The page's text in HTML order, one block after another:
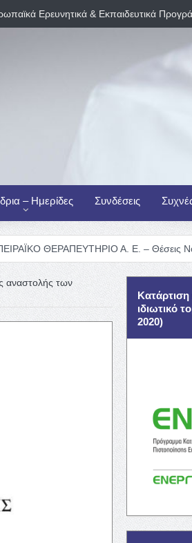
Ερευνητικά & Εκπαιδευτικά
– Ημερίδες Συνδέσεις
Α. Ε. – Θέσεις Νοσηλευτικού
αναστολής των
ιδιωτικό
2020)